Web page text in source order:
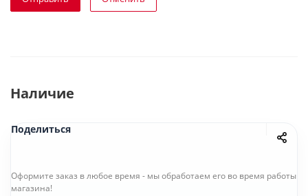
Наличие
Поделиться
Оформите заказ в любое время - мы обработаем его во время работы
магазина!